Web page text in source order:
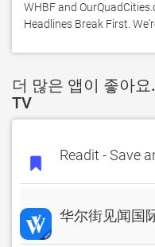
WHBF and
Headlines Break First.
더 많은 앱이 좋아
TV
Readit - Save
华尔街见闻国